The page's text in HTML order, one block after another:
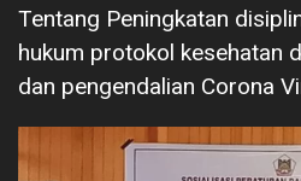
Tentang Peningkatan
hukum protokol kesehatan
dan pengendalian Corona